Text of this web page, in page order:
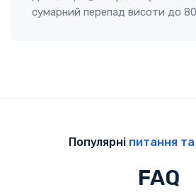
сумарний перепад висоти до
Популярні питання та
FAQ